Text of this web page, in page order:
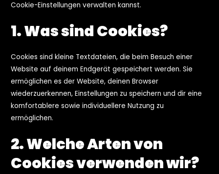
Cookie-Einstellungen verwalten kannst.
1. Was sind Cookies?
Cookies sind kleine Textdateien, die beim Besuch einer
Website auf deinem Endgerät gespeichert werden. Sie
ermöglichen es der Website, deinen Browser
wiederzuerkennen, Einstellungen zu speichern und dir eine
komfortablere sowie individuellere Nutzung zu
ermöglichen.
2. Welche Arten von
Cookies verwenden wir?